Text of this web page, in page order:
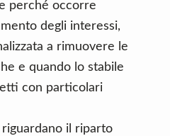
perché occorre
degli interessi,
a rimuovere le
e quando lo stabile
con particolari
il riparto